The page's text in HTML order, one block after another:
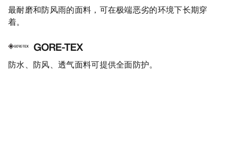
最耐磨和防风雨的面料，可在极端恶劣的环境下长期穿
着。
GORE-TEX
防水、防风、透气面料可提供全面防护。